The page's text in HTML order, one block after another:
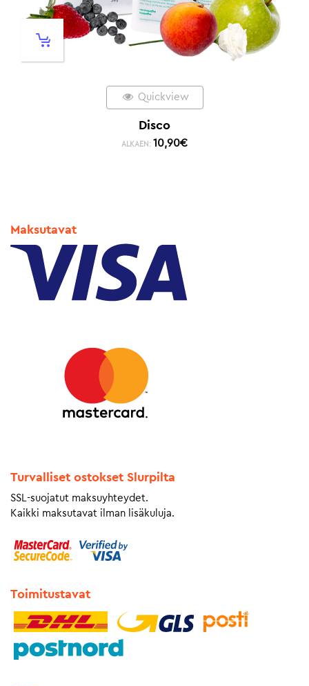
Quickview
Disco
ALKAEN: 10,90€
Maksutavat
Turvalliset ostokset Slurpilta
SSL-suojatut maksuyhteydet.
Kaikki maksutavat ilman lisäkuluja.
Toimitustavat